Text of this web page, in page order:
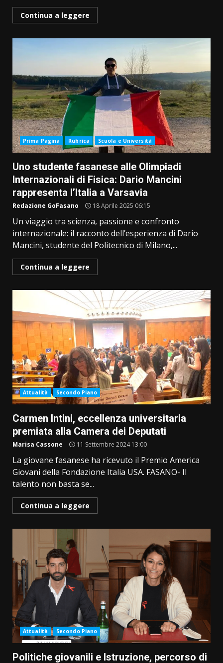
Continua a leggere
Prima Pagina Rubrica Scuola e Università
Uno studente fasanese alle Olimpiadi
Internazionali di Fisica: Dario Mancini
rappresenta l’Italia a Varsavia
Redazione GoFasano 18 Aprile 2025 06:15
Un viaggio tra scienza, passione e confronto
internazionale: il racconto dell’esperienza di Dario
Mancini, studente del Politecnico di Milano,...
Continua a leggere
Attualità Secondo Piano
Carmen Intini, eccellenza universitaria
premiata alla Camera dei Deputati
Marisa Cassone 11 Settembre 2024 13:00
La giovane fasanese ha ricevuto il Premio America
Giovani della Fondazione Italia USA. FASANO- Il
talento non basta se...
Continua a leggere
Attualità Secondo Piano
Politiche giovanili e Istruzione, percorso di